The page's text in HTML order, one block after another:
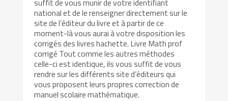
suffit de vous munir de votre identifiant
national et de le renseigner directement sur le
site de l’éditeur du livre et à partir de ce
moment-là vous aurai à votre disposition les
corrigés des livres hachette. Livre Math prof
corrigé Tout comme les autres méthodes
celle-ci est identique, ils vous suffit de vous
rendre sur les différents site d’éditeurs qui
vous proposent leurs propres correction de
manuel scolaire mathématique.